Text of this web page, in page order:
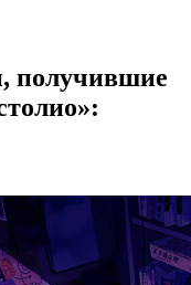
получившие